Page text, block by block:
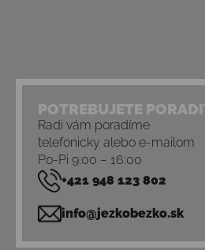
POTREBUJETE
Radi vám poradíme
telefonicky alebo e-mailom
Po-Pi 9:00 – 16:00
+421 948 123 802
info@jezkobezko.sk